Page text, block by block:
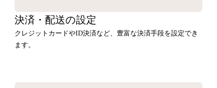
決済・ 配送の設定
クレジットカードやID決済など、豊富な決済手段を設定でき
ます。